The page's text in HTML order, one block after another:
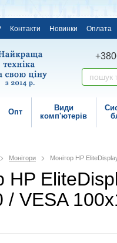
Контакти Новинки Оплата
Опт
Види
комп'ютерів
Монітори Монітор HP
HP
/ VESA